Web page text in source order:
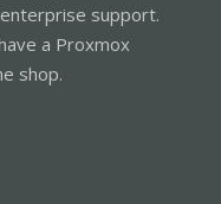
support.
a Proxmox
shop.